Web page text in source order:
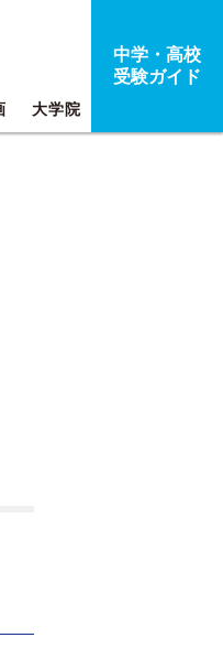
大学院
中学・高校
受験ガイド